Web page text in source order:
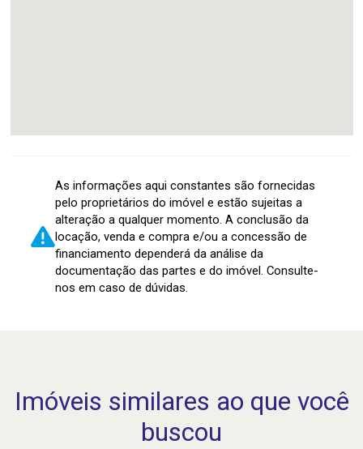
As informações aqui constantes são fornecidas
pelo proprietários do imóvel e estão sujeitas a
alteração a qualquer momento. A conclusão da
locação, venda e compra e/ou a concessão de
financiamento dependerá da análise da
documentação das partes e do imóvel. Consulte-
nos em caso de dúvidas.
Imóveis similares ao que você
buscou